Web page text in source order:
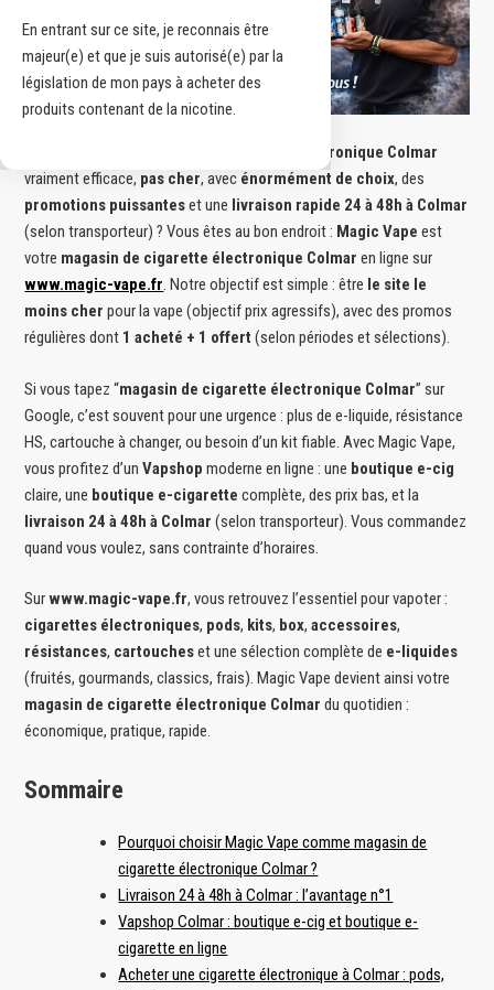
En entrant sur ce site, je reconnais être
majeur(e) et que je suis autorisé(e) par la
législation de mon pays à acheter des
produits contenant de la nicotine.
magasin de cigarette électronique Colmar
vraiment efficace, pas cher, avec énormément de choix, des
promotions puissanteset une livraison rapide 24 à 48h à Colmar
(selon transporteur) ? Vous êtes au bon endroit : Magic Vape est
votre magasin de cigarette électronique Colmar en ligne sur
www.magic-vape.fr. Notre objectif est simple : être le site le
moins cher pour la vape (objectif prix agressifs), avec des promos
régulières dont 1 acheté + 1 offert (selon périodes et sélections).
Si vous tapez “magasin de cigarette électronique Colmar” sur
Google, c’est souvent pour une urgence : plus de e-liquide, résistance
HS, cartouche à changer, ou besoin d’un kit fiable. Avec Magic Vape,
vous profitez d’unVapshop moderne en ligne : une boutique e-cig
claire, une boutique e-cigarette complète, des prix bas, et la
livraison 24 à 48h à Colmar (selon transporteur). Vous commandez
quand vous voulez, sans contrainte d’horaires.
Surwww.magic-vape.fr, vous retrouvez l’essentiel pour vapoter :
cigarettes électroniques, pods, kits, box,accessoires,
résistances, cartoucheset une sélection complète de e-liquides
(fruités, gourmands, classics, frais). Magic Vape devient ainsi votre
magasin de cigarette électronique Colmar du quotidien :
économique, pratique, rapide.
Sommaire
Pourquoi choisir Magic Vape comme magasin de
cigarette électronique Colmar ?
Livraison 24 à 48h à Colmar : l’avantage n°1
Vapshop Colmar : boutique e-cig et boutique e-
cigarette en ligne
Acheter une cigarette électronique à Colmar : pods,